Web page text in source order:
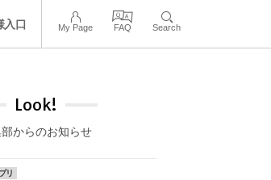
入口 My Page FAQ Search
Look!
からのお知らせ
リ